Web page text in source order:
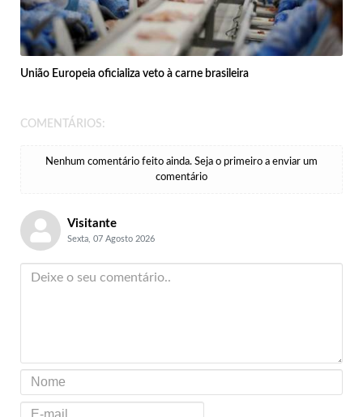
União Europeia oficializa veto à carne brasileira
COMENTÁRIOS:
Nenhum comentário feito ainda. Seja o primeiro a enviar um
comentário
Visitante
Sexta, 07 Agosto 2026